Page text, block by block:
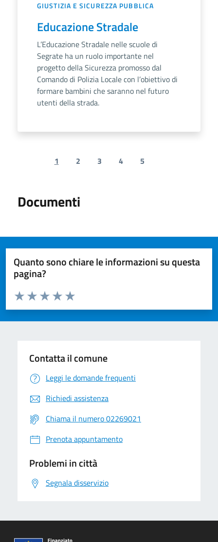
GIUSTIZIA E SICUREZZA PUBBLICA
Educazione Stradale
L’Educazione Stradale nelle scuole di
Segrate ha un ruolo importante nel
progetto della Sicurezza promosso dal
Comando di Polizia Locale con l’obiettivo di
formare bambini che saranno nel futuro
utenti della strada.
Previous page
1 2 3 4 5
Documenti
Quanto sono chiare le informazioni su questa
pagina?
Valuta da 1 a 5 stelle la pagina
Valuta 5 stelle su 5
Valuta 4 stelle su 5
Valuta 3 stelle su 5
Valuta 2 stelle su 5
Valuta 1 stelle su 5
Contatta il comune
Leggi le domande frequenti
Richiedi assistenza
Chiama il numero 02269021
Prenota appuntamento
Problemi in città
Segnala disservizio